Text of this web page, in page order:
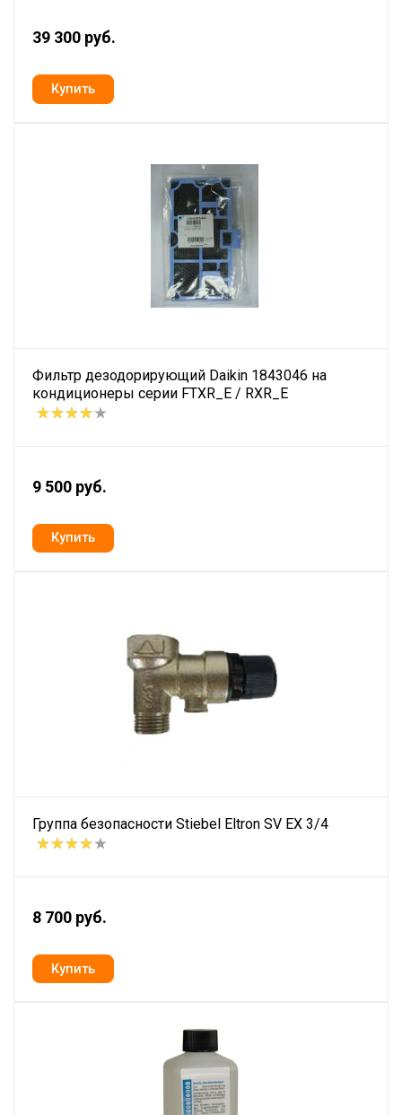
39 300 руб.
Фильтр дезодорирующий Daikin 1843046 на
кондиционеры серии FTXR_E / RXR_E
9 500 руб.
Группа безопасности Stiebel Eltron SV EX 3/4
8 700 руб.